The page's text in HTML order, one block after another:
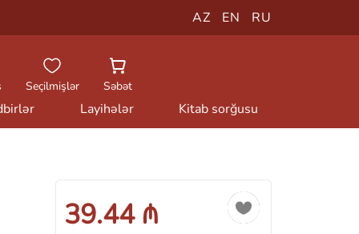
AZ EN RU
Seçilmişlər Səbət
Layihələr Kitab sorğusu
39.44 ₼